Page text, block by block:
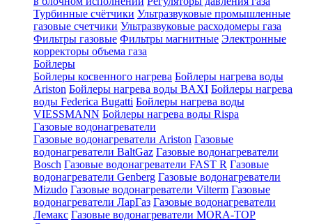
Турбинные счётчики Ультразвуковые промышленные
газовые счетчики Ультразвуковые расходомеры газа
Фильтры газовые Фильтры магнитные Электронные
корректоры объема газа
Бойлеры
Бойлеры косвенного нагрева Бойлеры нагрева воды
Ariston Бойлеры нагрева воды BAXI Бойлеры нагрева
воды Federica Bugatti Бойлеры нагрева воды
VIESSMANN Бойлеры нагрева воды Rispa
Газовые водонагреватели
Газовые водонагреватели Ariston Газовые
водонагреватели BaltGaz Газовые водонагреватели
Bosch Газовые водонагреватели FAST R Газовые
водонагреватели Genberg Газовые водонагреватели
Mizudo Газовые водонагреватели Vilterm Газовые
водонагреватели ЛарГаз Газовые водонагреватели
Лемакс Газовые водонагреватели MORA-TOP